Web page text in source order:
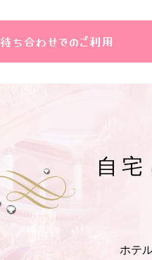
待ち合わせでのご利用
自
ホテ